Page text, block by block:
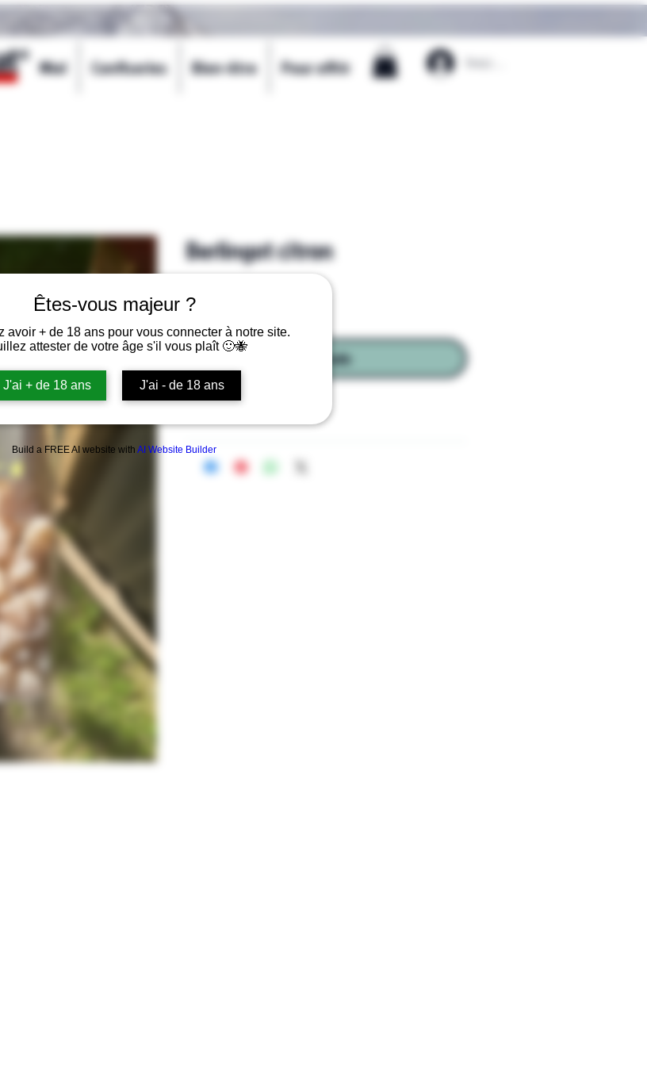
Êtes-vous majeur ?
avoir + de 18 ans pour vous connecter à notre site.
attester de votre âge s'il vous plaît 🙂🐝
J'ai + de 18 ans J'ai - de 18 ans
Build a FREE AI website with AI Website Builder
Miel Confiseries Bien-être Pour offrir Iniciar sesión
©
Berlingot citron
6,65 €
Agotado